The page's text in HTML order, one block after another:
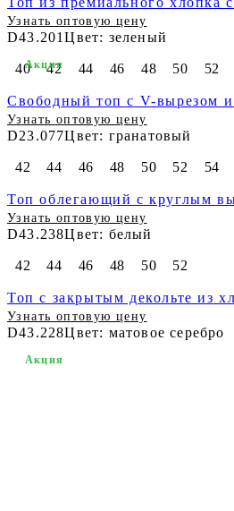
Узнать оптовую цену
D43.201Цвет: зеленый
40 42 44 46 48 50 52
Свободный топ с V-вырезом и
Узнать оптовую цену
D23.077Цвет: гранатовый
Акция
42 44 46 48 50 52 54
Топ облегающий с круглым
Узнать оптовую цену
D43.238Цвет: белый
42 44 46 48 50 52
Топ с закрытым декольте из
Узнать оптовую цену
D43.228Цвет: матовое серебро
Акция